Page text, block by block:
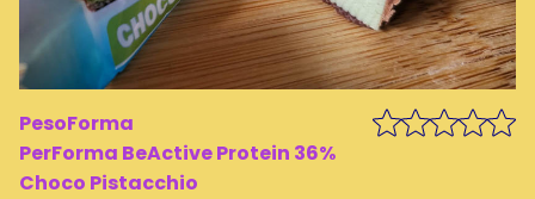
PesoForma
PerForma BeActive Protein 36%
Choco Pistacchio